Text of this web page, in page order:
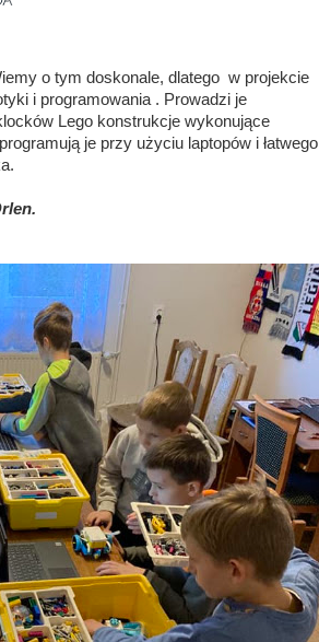
o tym doskonale, dlatego w projekcie
i programowania . Prowadzi je
Lego konstrukcje wykonujące
je przy użyciu laptopów i łatwego